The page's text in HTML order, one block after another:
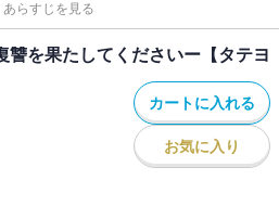
あらすじを見る
讐を果たしてくださいー【タテヨ
カートに入れる
お気に入り